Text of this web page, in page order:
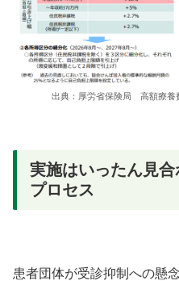
出典：厚労省保険局 高額療養
実施はいったん見
プロセス
患者団体が受診抑制への懸